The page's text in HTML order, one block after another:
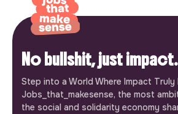
No bullshit, just impact.
Step into a World Where Impact Truly
Jobs_that_makesense, the most
the social and solidarity economy